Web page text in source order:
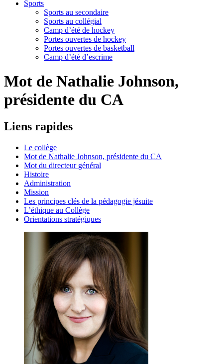
Sports
Sports au secondaire
Sports au collégial
Camp d’été de hockey
Portes ouvertes de hockey
Portes ouvertes de basketball
Camp d’été d’escrime
Mot de Nathalie Johnson,
présidente du CA
Liens rapides
Le collège
Mot de Nathalie Johnson, présidente du CA
Mot du directeur général
Histoire
Administration
Mission
Les principes clés de la pédagogie jésuite
L’éthique au Collège
Orientations stratégiques